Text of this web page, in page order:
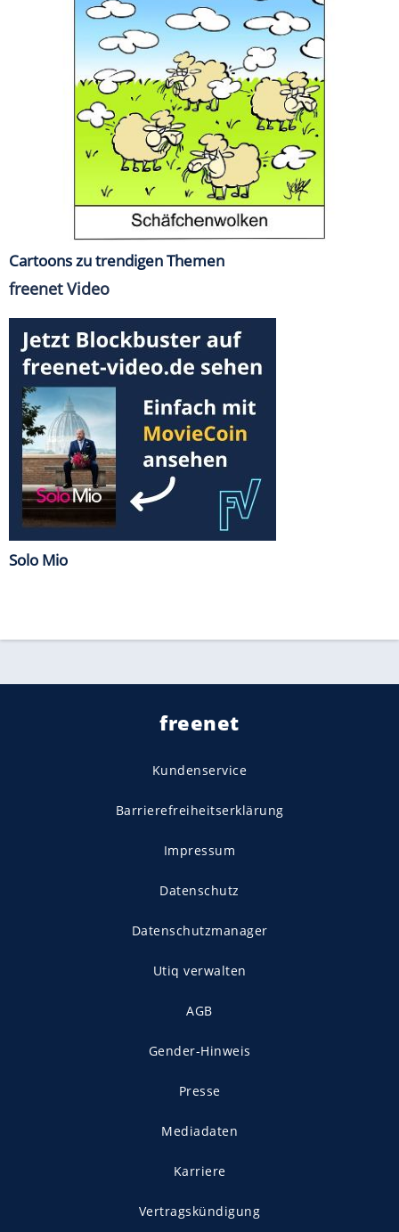
Cartoons zu trendigen Themen
freenet Video
Solo Mio
freenet
Kundenservice
Barrierefreiheitserklärung
Impressum
Datenschutz
Datenschutzmanager
Utiq verwalten
AGB
Gender-Hinweis
Presse
Mediadaten
Karriere
Vertragskündigung